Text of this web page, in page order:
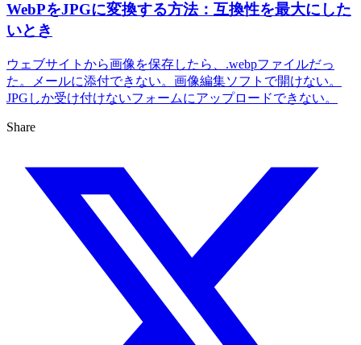
WebPをJPGに変換する方法：互換性を最大にした
いとき
ウェブサイトから画像を保存したら、.webpファイルだっ
た。メールに添付できない。画像編集ソフトで開けない。
JPGしか受け付けないフォームにアップロードできない。
Share